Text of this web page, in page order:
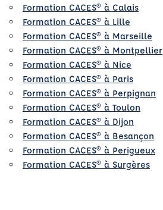
Formation CACES® à Calais
Formation CACES® à Lille
Formation CACES® à Marseille
Formation CACES® à Montpellier
Formation CACES® à Nice
Formation CACES® à Paris
Formation CACES® à Perpignan
Formation CACES® à Toulon
Formation CACES® à Dijon
Formation CACES® à Besançon
Formation CACES® à Perigueux
Formation CACES® à Surgères